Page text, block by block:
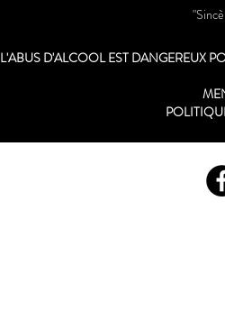
L'ABUS D'ALCOOL EST DANGEREUX